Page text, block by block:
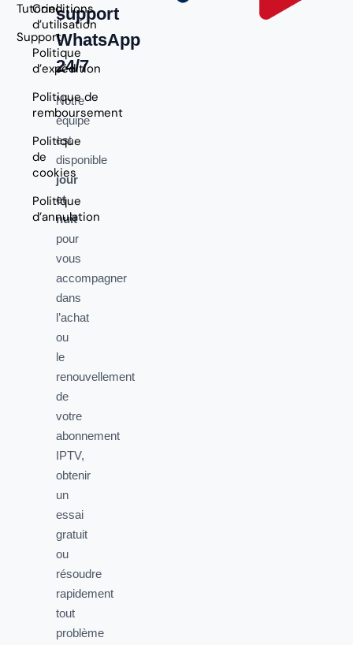
Tutoriel
Support
Conditions
d’utilisation
Politique
d’expédition
Politique de
remboursement
Politique
de
cookies
Politique
d’annulation
support
WhatsApp
24/7
Notre
équipe
est
disponible
jour
et
nuit
pour
vous
accompagner
dans
l’achat
ou
le
renouvellement
de
votre
abonnement
IPTV,
obtenir
un
essai
gratuit
ou
résoudre
rapidement
tout
problème